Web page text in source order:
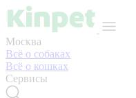
Москва
Всё о собаках
Всё о кошках
Сервисы